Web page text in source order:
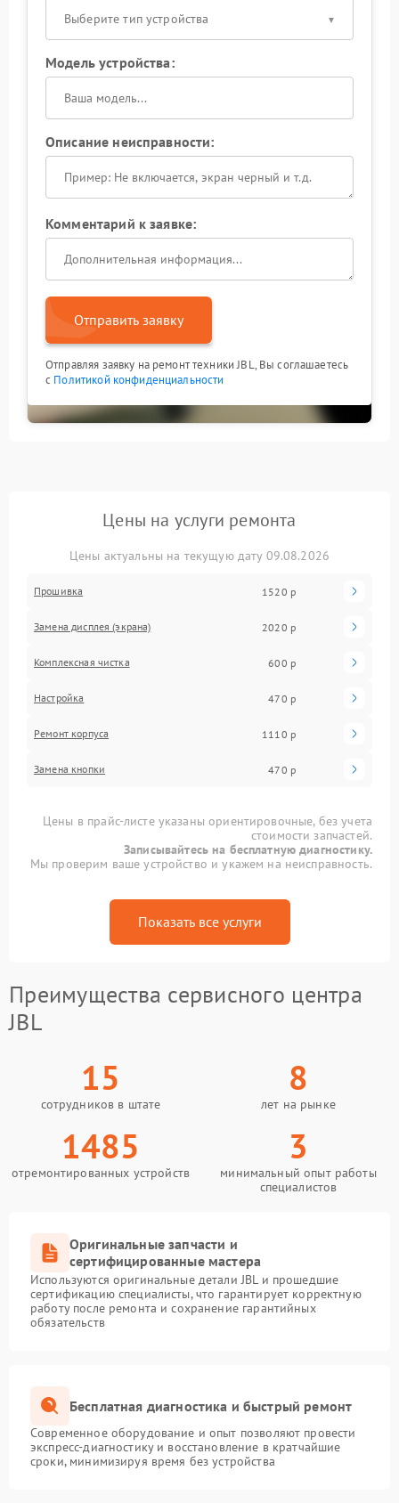
Выберите тип устройства
Модель устройства:
Описание неисправности:
Комментарий к заявке:
Отправить заявку
Отправляя заявку на ремонт техники JBL, Вы соглашаетесь
с Политикой конфиденциальности
Цены на услуги ремонта
Цены актуальны на текущую дату 09.08.2026
Прошивка 1520 р
Замена дисплея (экрана) 2020 р
Комплексная чистка 600 р
Настройка 470 р
Ремонт корпуса 1110 р
Замена кнопки 470 р
Цены в прайс-листе указаны ориентировочные, без учета
стоимости запчастей.
Записывайтесь на бесплатную диагностику.
Мы проверим ваше устройство и укажем на неисправность.
Показать все услуги
Преимущества сервисного центра
JBL
15
сотрудников в штате
8
лет на рынке
1485
отремонтированных устройств
3
минимальный опыт работы
специалистов
Оригинальные запчасти и
сертифицированные мастера
Используются оригинальные детали JBL и прошедшие
сертификацию специалисты, что гарантирует корректную
работу после ремонта и сохранение гарантийных
обязательств
Бесплатная диагностика и быстрый ремонт
Современное оборудование и опыт позволяют провести
экспресс-диагностику и восстановление в кратчайшие
сроки, минимизируя время без устройства